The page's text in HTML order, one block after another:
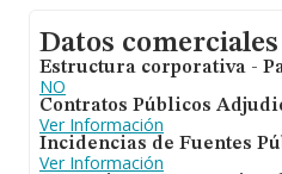
Datos comerciales
Estructura corporativa -
NO
Contratos Públicos
Ver Información
Incidencias de Fuentes
Ver Información